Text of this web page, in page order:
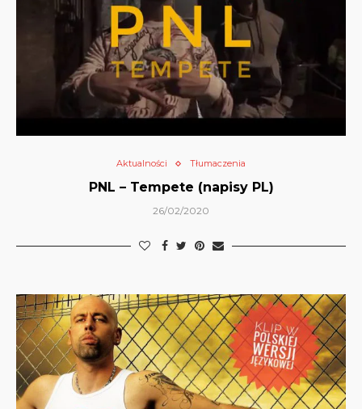
Aktualności Tłumaczenia
PNL – Tempete (napisy PL)
26/02/2020